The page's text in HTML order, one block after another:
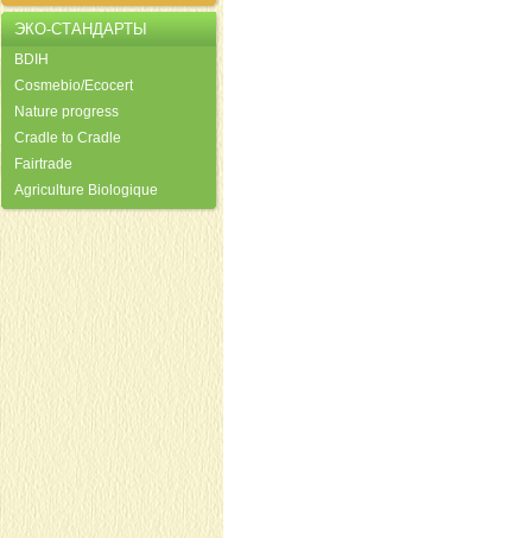
ЭКО-СТАНДАРТЫ
BDIH
Cosmebio/Ecocert
Nature progress
Cradle to Cradle
Fairtrade
Agriculture Biologique